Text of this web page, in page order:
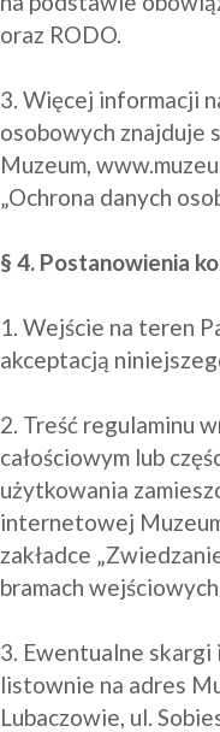
oraz RODO.
3. Więcej informacji
osobowych znajduje
Muzeum,
„Ochrona danych
§ 4. Postanowienia
1. Wejście na teren
akceptacją
2. Treść regulaminu
całościowym lub
użytkowania
internetowej
zakładce
bramach
3. Ewentualne
listownie na adres
Lubaczowie, ul.